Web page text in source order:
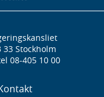
33 Stockholm
08-405 10 00